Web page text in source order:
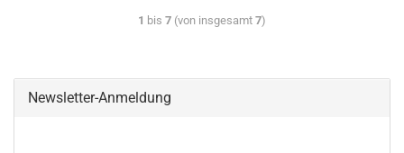
1 bis 7 (von insgesamt 7)
Newsletter-Anmeldung